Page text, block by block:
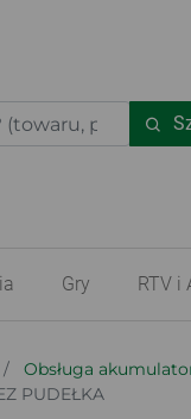
Gry RTV i
Obsługa
PUDEŁKA